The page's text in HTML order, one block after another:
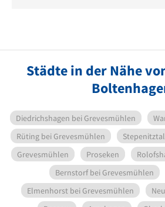
Städte in der Nähe
Diedrichshagen bei Grevesmühlen
Rüting bei Grevesmühlen
Stepenitztal
Grevesmühlen
Proseken
Bernstorf bei Grevesmühlen
Elmenhorst bei Grevesmühlen